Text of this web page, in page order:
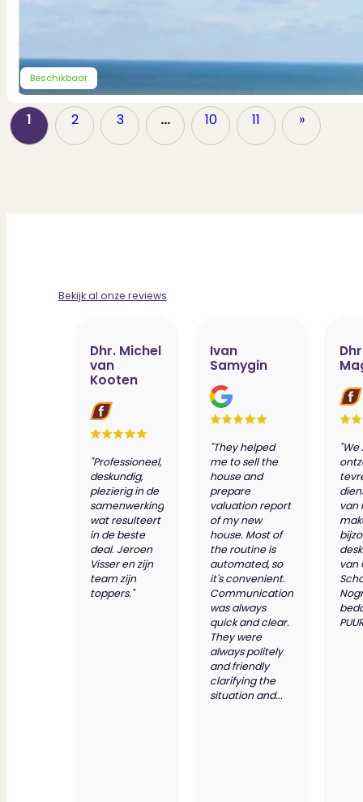
Beschikbaar
1 2 3 … 10 11 »
Bekijk al onze reviews
Dhr. Michel
van
Kooten
"Professioneel,
deskundig,
plezierig in de
samenwerking
wat resulteert
in de beste
deal. Jeroen
Visser en zijn
team zijn
toppers."
Ivan
Samygin
"They helped
me to sell the
house and
prepare
valuation report
of my new
house. Most of
the routine is
automated, so
it's convenient.
Communication
was always
quick and clear.
They were
always politely
and friendly
clarifying the
situation and...
"We
van
van